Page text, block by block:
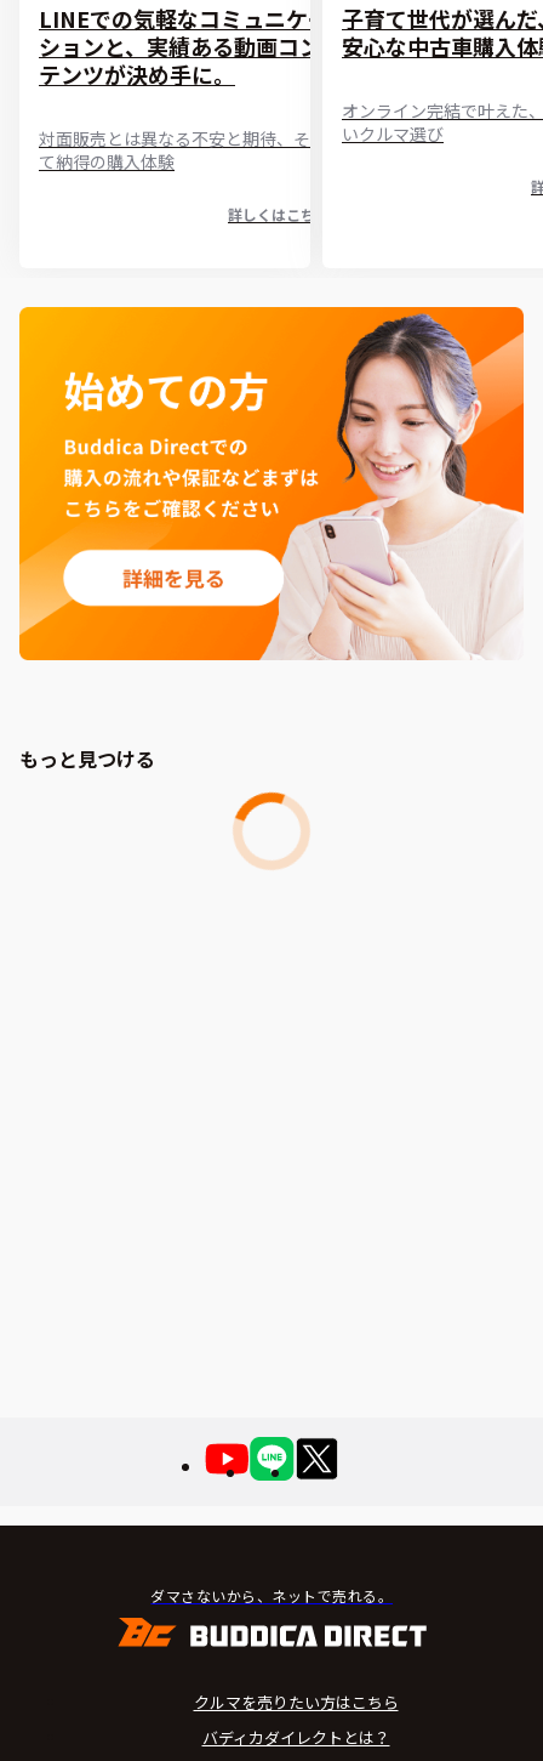
LINEでの気軽なコミュニケー
ションと、実績ある動画コン
テンツが決め手に。
対面販売とは異なる不安と期待、そし
て納得の購入体験
詳しくはこちら
子育て世代が選ん
安心な中古車購入
オンライン完結で叶えた
いクルマ選び
もっと見つける
ダマさないから、ネットで売れる。
クルマを売りたい方はこちら
バディカダイレクトとは？